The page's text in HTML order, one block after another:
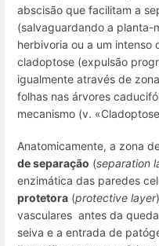
abscisão que facilitam a
(salvaguardando a planta-
herbivoria ou a um intenso
cladoptose (expulsão
igualmente através de
folhas nas árvores
mecanismo (v.
Anatomicamente, a zona
de separação (separation
enzimática das paredes
protetora (protective layer
vasculares antes da
seiva e a entrada de